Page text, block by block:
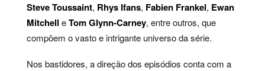
Steve Toussaint, Rhys Ifans, Fabien Frankel, Ewan
Mitchell eTom Glynn-Carney, entre outros, que
compõem o vasto e intrigante universo da série.
Nos bastidores, a direção dos episódios conta com a